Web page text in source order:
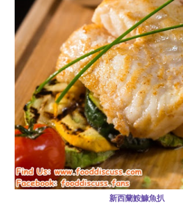
新西蘭鮟鱇魚扒